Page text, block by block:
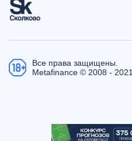
Все права защищены.
Metafinance © 2008 - 2021